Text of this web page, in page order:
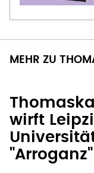
MEHR ZU
wirft